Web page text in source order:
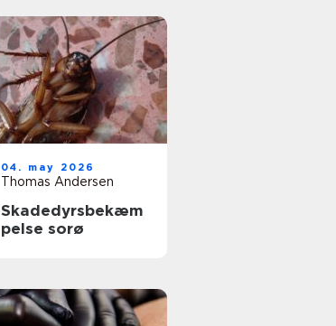
04. may 2026
Thomas Andersen
Skadedyrsbekæm
pelse sorø